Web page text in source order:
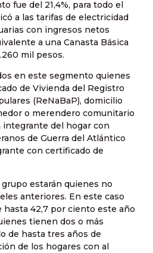
fue del 21,4%, para todo el
a las tarifas de electricidad
con ingresos netos
a una Canasta Básica
mil pesos.
en este segmento quienes
de Vivienda del Registro
(ReNaBaP), domicilio
o merendero comunitario
integrante del hogar con
de Guerra del Atlántico
con certificado de
estarán quienes no
anteriores. En este caso
42,7 por ciento este año
tienen dos o más
de hasta tres años de
de los hogares con al